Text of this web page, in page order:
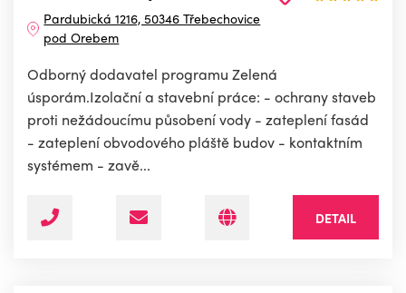
Pardubická 1216, 50346 Třebechovice
pod Orebem
Odborný dodavatel programu Zelená
úsporám.Izolační a stavební práce: - ochrany staveb
proti nežádoucímu působení vody - zateplení fasád
- zateplení obvodového pláště budov - kontaktním
systémem - zavě...
DETAIL